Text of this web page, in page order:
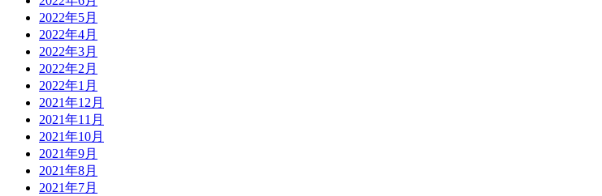
2022年5月
2022年4月
2022年3月
2022年2月
2022年1月
2021年12月
2021年11月
2021年10月
2021年9月
2021年8月
2021年7月